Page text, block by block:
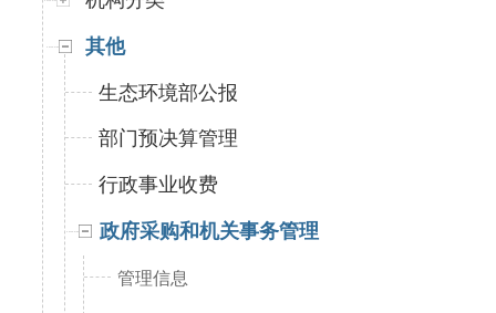
其他
生态环境部公报
部门预决算管理
行政事业收费
政府采购和机关事务管理
管理信息